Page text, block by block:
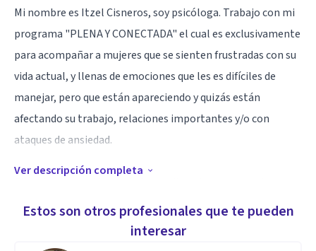
Mi nombre es Itzel Cisneros, soy psicóloga. Trabajo con mi
programa "PLENA Y CONECTADA" el cual es exclusivamente
para acompañar a mujeres que se sienten frustradas con su
vida actual, y llenas de emociones que les es difíciles de
manejar, pero que están apareciendo y quizás están
afectando su trabajo, relaciones importantes y/o con
ataques de ansiedad.
para volverse a darse el valor que merecen. Puede que
sienten que en el ámbito profesional les ha ido bien, pero
no entienden por que no logran sentirse plenas.
Ver descripción completa
Estos son otros profesionales que te pueden
interesar